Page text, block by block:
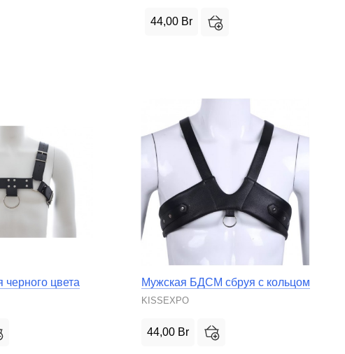
44,00 Br
черного цвета Мужская БДСМ сбруя с кольцом
KISSEXPO
44,00 Br